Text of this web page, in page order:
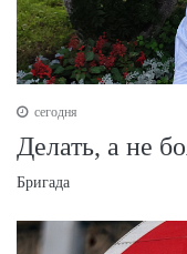
сегодня
Делать, а не
Бригада